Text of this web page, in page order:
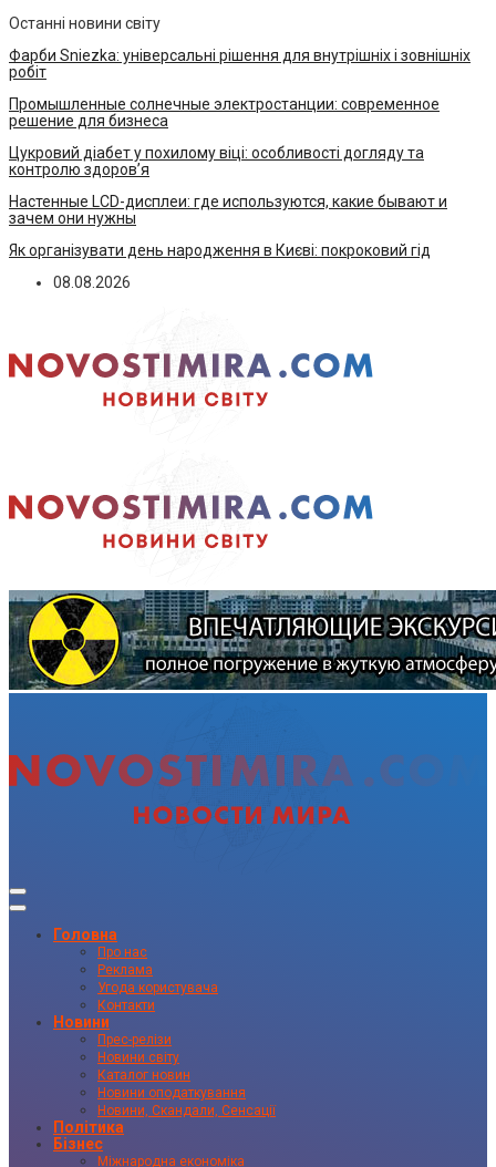
Останні новини світу
Фарби Sniezka: універсальні рішення для внутрішніх і зовнішніх
робіт
Промышленные солнечные электростанции: современное
решение для бизнеса
Цукровий діабет у похилому віці: особливості догляду та
контролю здоров’я
Настенные LCD-дисплеи: где используются, какие бывают и
зачем они нужны
Як організувати день народження в Києві: покроковий гід
08.08.2026
Головна
Про нас
Реклама
Угода користувача
Контакти
Новини
Прес-релізи
Новини світу
Каталог новин
Новини оподаткування
Новини, Скандали, Сенсації
Політика
Бізнес
Міжнародна економіка